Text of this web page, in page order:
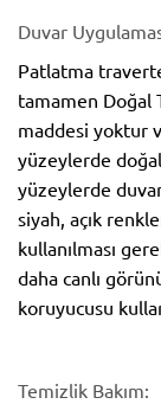
Duvar
Patlatma
tamamen Doğal
maddesi yoktur
yüzeylerde doğal
yüzeylerde
siyah, açık
kullanılması
daha canlı
koruyucusu
Temizlik Bakım: